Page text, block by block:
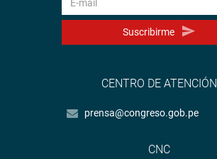
Suscribirme
CENTRO DE ATENCIÓN
prensa@congreso.gob.pe
CNC